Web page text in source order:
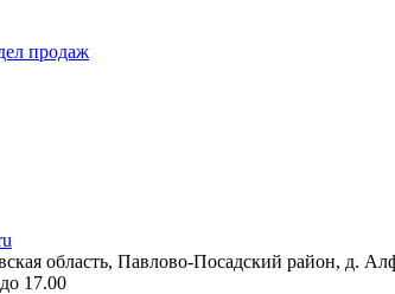
продаж
область, Павлово-Посадский район, д.
17.00